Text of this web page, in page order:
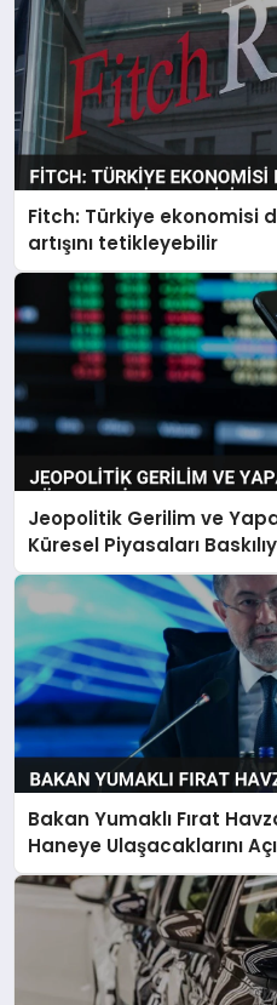
Fitch: Türkiye ekonomisi
artışını tetikleyebilir
Jeopolitik Gerilim ve
Küresel Piyasaları
Bakan Yumaklı Fırat
Haneye Ulaşacaklarını